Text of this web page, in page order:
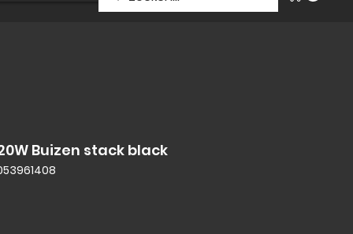
Buizen stack black